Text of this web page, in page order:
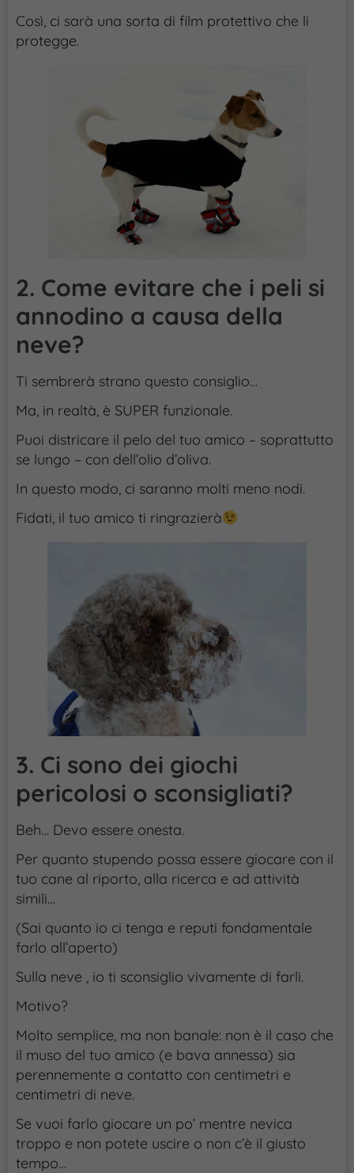
Così, ci sarà una sorta di film protettivo che li
protegge.
2. Come evitare che i peli si
annodino a causa della
neve?
Ti sembrerà strano questo consiglio…
Ma, in realtà, è SUPER funzionale.
Puoi districare il pelo del tuo amico – soprattutto
se lungo – con dell’olio d’oliva.
In questo modo, ci saranno molti meno nodi.
Fidati, il tuo amico ti ringrazierà
3. Ci sono dei giochi
pericolosi o sconsigliati?
Beh… Devo essere onesta.
Per quanto stupendo possa essere giocare con il
tuo cane al riporto, alla ricerca e ad attività
simili…
(Sai quanto io ci tenga e reputi fondamentale
farlo all’aperto)
Sulla neve , io ti sconsiglio vivamente di farli.
Motivo?
Molto semplice, ma non banale: non è il caso che
il muso del tuo amico (e bava annessa) sia
perennemente a contatto con centimetri e
centimetri di neve.
Se vuoi farlo giocare un po’ mentre nevica
troppo e non potete uscire o non c’è il giusto
tempo…